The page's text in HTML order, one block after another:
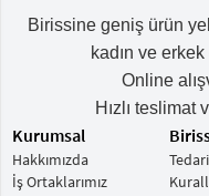
Birissine geniş ürün
kadın ve
Online
Hızlı teslimat
Kurumsal
Hakkımızda
İş Ortaklarımız